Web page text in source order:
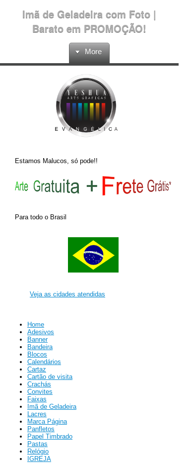
Imã de Geladeira com Foto |
Barato em PROMOÇÃO!
More
Estamos Malucos, só pode!!
Para todo o Brasil
Veja as cidades atendidas
Home
Adesivos
Banner
Bandeira
Blocos
Calendários
Cartaz
Cartão de visita
Crachás
Convites
Faixas
Imã de Geladeira
Lacres
Marca Página
Panfletos
Papel Timbrado
Pastas
Relógio
IGREJA